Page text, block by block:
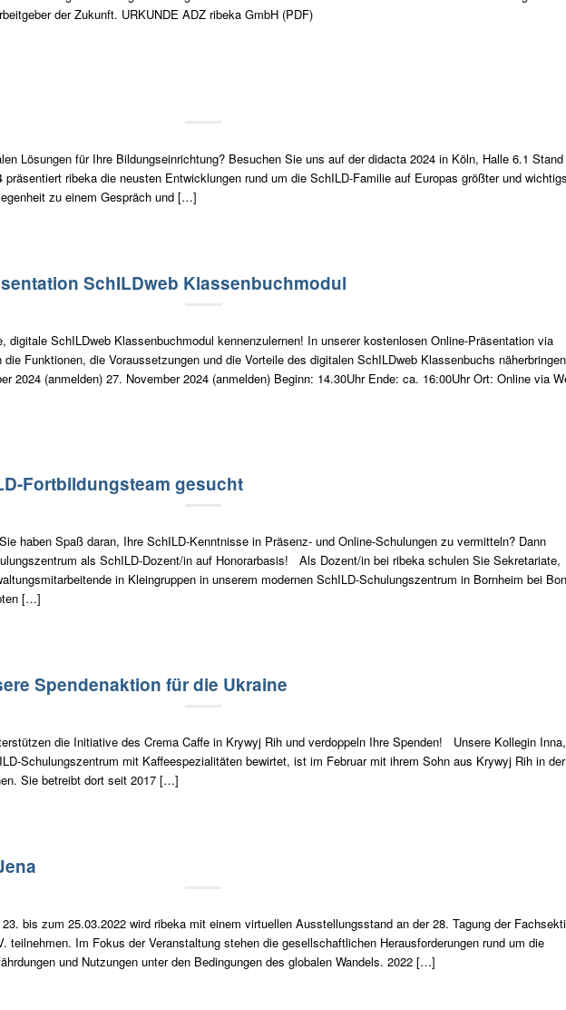
der Zukunft. URKUNDE ADZ ribeka GmbH (PDF)
Lösungen für Ihre Bildungseinrichtung? Besuchen Sie uns auf der didacta 2024 in Köln, Halle 6.1
ribeka die neusten Entwicklungen rund um die SchILD-Familie auf Europas größter und
zu einem Gespräch und […]
SchILDweb Klassenbuchmodul
digitale SchILDweb Klassenbuchmodul kennenzulernen! In unserer kostenlosen Online-Präsentation via
Funktionen, die Voraussetzungen und die Vorteile des digitalen SchILDweb Klassenbuchs
2024 (anmelden) 27. November 2024 (anmelden) Beginn: 14.30Uhr Ende: ca. 16:00Uhr Ort: Online via
Fortbildungsteam gesucht
haben Spaß daran, Ihre SchILD-Kenntnisse in Präsenz- und Online-Schulungen zu vermitteln? Dann
als SchILD-Dozent/in auf Honorarbasis! Als Dozent/in bei ribeka schulen Sie Sekretariate,
in Kleingruppen in unserem modernen SchILD-Schulungszentrum in Bornheim bei
[…]
Spendenaktion für die Ukraine
die Initiative des Crema Caffe in Krywyj Rih und verdoppeln Ihre Spenden! Unsere Kollegin
Schulungszentrum mit Kaffeespezialitäten bewirtet, ist im Februar mit ihrem Sohn aus Krywyj Rih in der
Sie betreibt dort seit 2017 […]
bis zum 25.03.2022 wird ribeka mit einem virtuellen Ausstellungsstand an der 28. Tagung der
teilnehmen. Im Fokus der Veranstaltung stehen die gesellschaftlichen Herausforderungen rund um die
und Nutzungen unter den Bedingungen des globalen Wandels. 2022 […]